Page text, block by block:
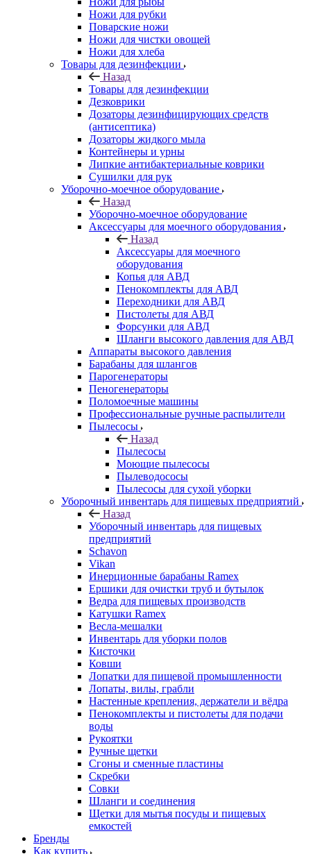
Ножи для рубки
Поварские ножи
Ножи для чистки овощей
Ножи для хлеба
Товары для дезинфекции
Назад
Товары для дезинфекции
Дезковрики
Дозаторы дезинфицирующих средств
(антисептика)
Дозаторы жидкого мыла
Контейнеры и урны
Липкие антибактериальные коврики
Сушилки для рук
Уборочно-моечное оборудование
Назад
Уборочно-моечное оборудование
Аксессуары для моечного оборудования
Назад
Аксессуары для моечного
оборудования
Копья для АВД
Пенокомплекты для АВД
Переходники для АВД
Пистолеты для АВД
Форсунки для АВД
Шланги высокого давления для АВД
Аппараты высокого давления
Барабаны для шлангов
Парогенераторы
Пеногенераторы
Поломоечные машины
Профессиональные ручные распылители
Пылесосы
Назад
Пылесосы
Моющие пылесосы
Пылеводососы
Пылесосы для сухой уборки
Уборочный инвентарь для пищевых предприятий
Назад
Уборочный инвентарь для пищевых
предприятий
Schavon
Vikan
Инерционные барабаны Ramex
Ершики для очистки труб и бутылок
Ведра для пищевых производств
Катушки Ramex
Весла-мешалки
Инвентарь для уборки полов
Кисточки
Ковши
Лопатки для пищевой промышленности
Лопаты, вилы, грабли
Настенные крепления, держатели и вёдра
Пенокомплекты и пистолеты для подачи
воды
Рукоятки
Ручные щетки
Сгоны и сменные пластины
Скребки
Совки
Шланги и соединения
Щетки для мытья посуды и пищевых
емкостей
Бренды
Как купить